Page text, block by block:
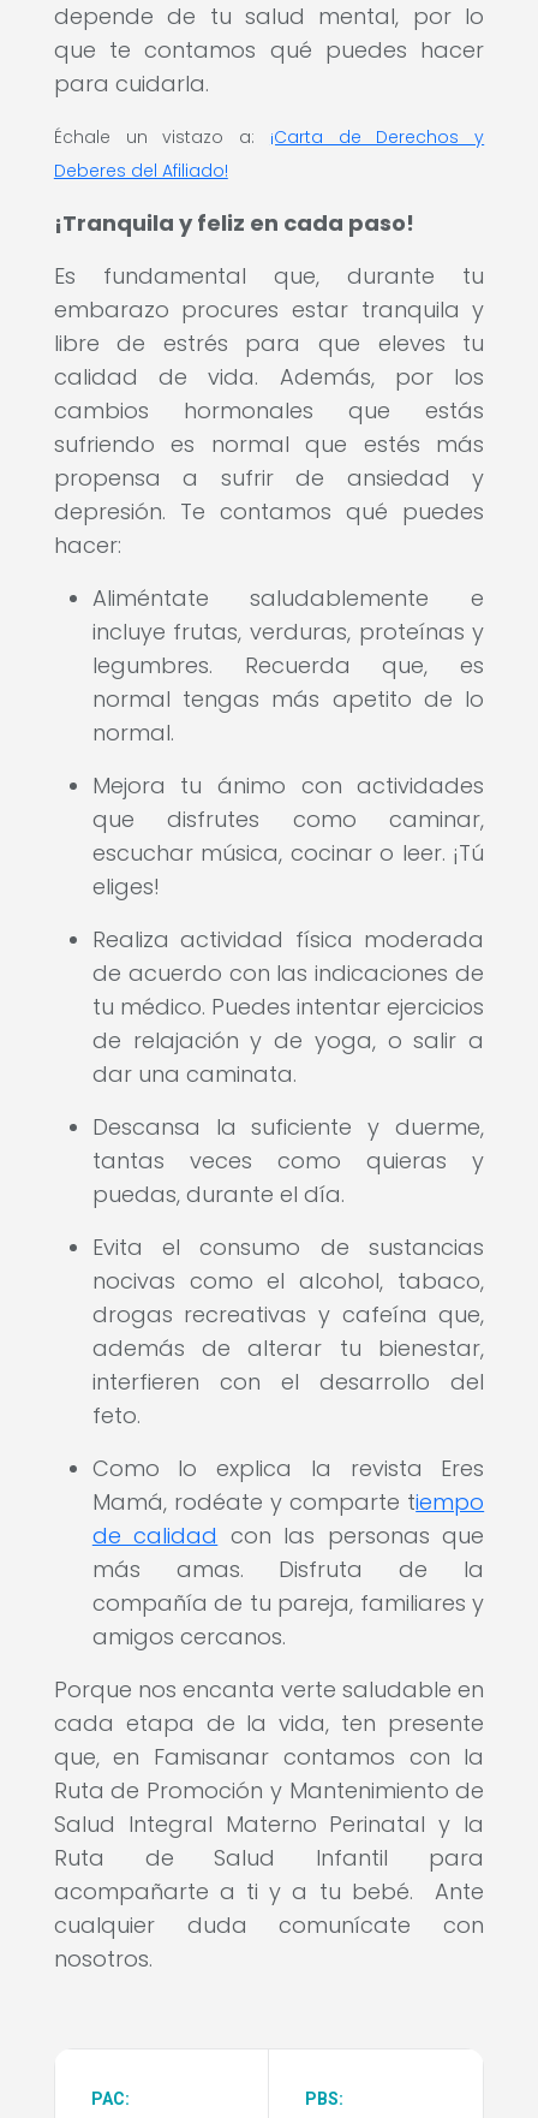
depende de tu salud mental, por lo
que te contamos qué puedes hacer
para cuidarla.
Échale un vistazo a: ¡Carta de Derechos y
Deberes del Afiliado!
¡Tranquila y feliz en cada paso!
Es fundamental que, durante tu
embarazo procures estar tranquila y
libre de estrés para que eleves tu
calidad de vida. Además, por los
cambios hormonales que estás
sufriendo es normal que estés más
propensa a sufrir de ansiedad y
depresión. Te contamos qué puedes
hacer:
Aliméntate saludablemente e
incluye frutas, verduras, proteínas y
legumbres. Recuerda que, es
normal tengas más apetito de lo
normal.
Mejora tu ánimo con actividades
que disfrutes como caminar,
escuchar música, cocinar o leer. ¡Tú
eliges!
Realiza actividad física moderada
de acuerdo con las indicaciones de
tu médico. Puedes intentar ejercicios
de relajación y de yoga, o salir a
dar una caminata.
Descansa la suficiente y duerme,
tantas veces como quieras y
puedas, durante el día.
Evita el consumo de sustancias
nocivas como el alcohol, tabaco,
drogas recreativas y cafeína que,
además de alterar tu bienestar,
interfieren con el desarrollo del
feto.
Como lo explica la revista Eres
Mamá, rodéate y comparte tiempo
de calidad con las personas que
más amas. Disfruta de la
compañía de tu pareja, familiares y
amigos cercanos.
Porque nos encanta verte saludable en
cada etapa de la vida, ten presente
que, en Famisanar contamos con la
Ruta de Promoción y Mantenimiento de
Salud Integral Materno Perinatal y la
Ruta de Salud Infantil para
acompañarte a ti y a tu bebé. Ante
cualquier duda comunícate con
nosotros.
PAC: PBS: